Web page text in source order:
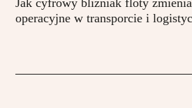
Jak cyfrowy bliźniak floty
operacyjne w transporcie i